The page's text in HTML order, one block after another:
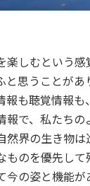
楽しむという感
と思うことがあ
も聴覚情報も
報で、私たちの
然界の生き物
ものを優先し
今の姿と機能が